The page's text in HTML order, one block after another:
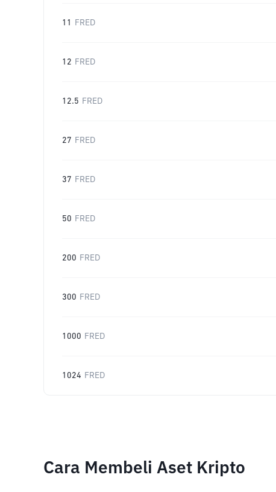
11 FRED
12 FRED
12.5 FRED
27 FRED
37 FRED
50 FRED
200 FRED
300 FRED
1000 FRED
1024 FRED
Cara Membeli Aset Kripto